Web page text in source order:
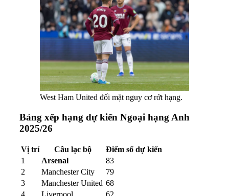
West Ham United đối mặt nguy cơ rớt hạng.
Bảng xếp hạng dự kiến Ngoại hạng Anh
2025/26
Vị trí Câu lạc bộ
Điểm số dự kiến
1
Arsenal
83
2
Manchester City
79
3
Manchester United 68